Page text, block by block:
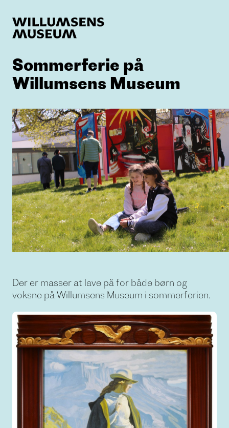
Sommerferie på
Willumsens Museum
Der er masser at lave på for både børn og
voksne på Willumsens Museum i sommerferien.